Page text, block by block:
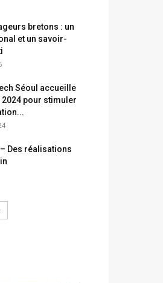
bretons : un
et un savoir-
Séoul accueille
2024 pour stimuler
Des réalisations